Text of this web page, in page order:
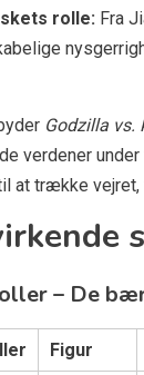
rolle: Fra
Godzilla vs.
verdener
at trække
– De
Figur